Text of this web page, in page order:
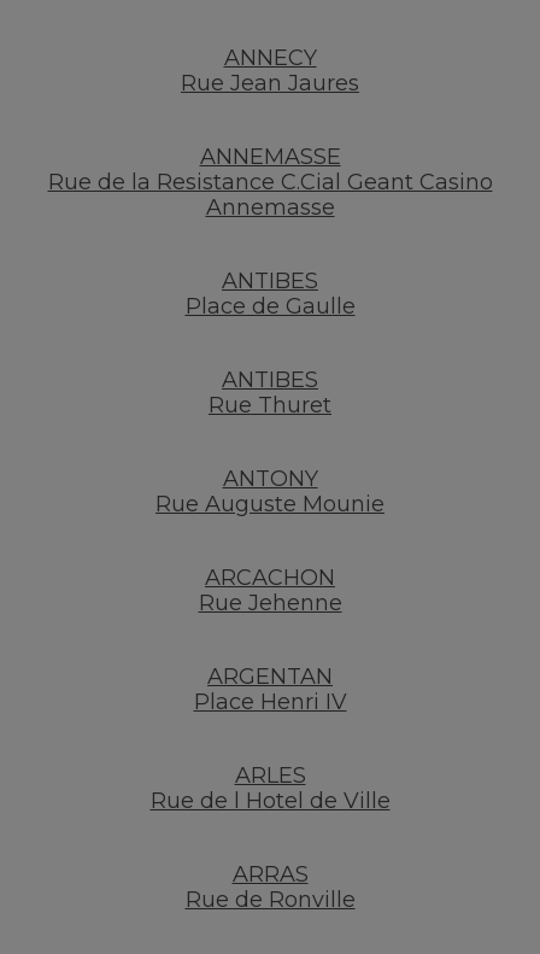
ANNECY
Rue Jean Jaures
ANNEMASSE
Rue de la Resistance C.Cial Geant Casino
Annemasse
ANTIBES
Place de Gaulle
ANTIBES
Rue Thuret
ANTONY
Rue Auguste Mounie
ARCACHON
Rue Jehenne
ARGENTAN
Place Henri IV
ARLES
Rue de l Hotel de Ville
ARRAS
Rue de Ronville